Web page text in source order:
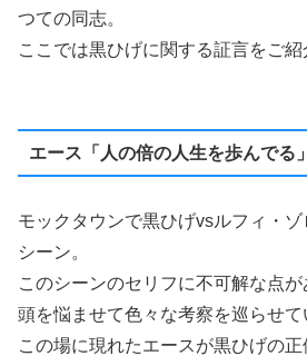
つての同志。
ここでは黒ひげに関する証言をご紹
エース「人の倍の人生を歩んでる」
モックタウンで黒ひげvsルフィ・
シーン。
このシーンのセリフに不可解な点
頭を悩ませて色々な考察を巡らせて
この場に現れたエースが黒ひげの